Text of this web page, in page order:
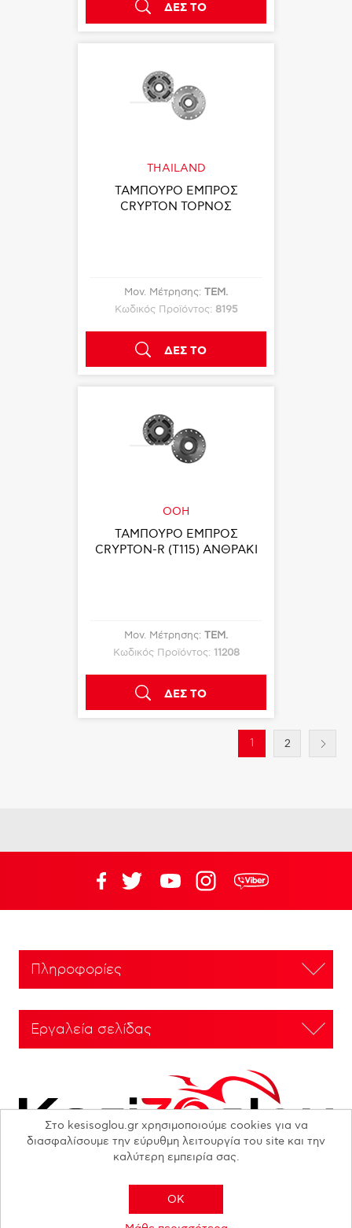
ΔΕΣ ΤΟ
THAILAND
ΤΑΜΠΟΥΡΟ ΕΜΠΡΟΣ
CRYPTON ΤΟΡΝΟΣ
Μον. Μέτρησης: ΤΕΜ.
Κωδικός Προϊόντος: 8195
ΔΕΣ ΤΟ
OOH
ΤΑΜΠΟΥΡΟ ΕΜΠΡΟΣ
CRYPTON-R (T115) ΑΝΘΡΑΚΙ
Μον. Μέτρησης: ΤΕΜ.
Κωδικός Προϊόντος: 11208
ΔΕΣ ΤΟ
1 2
Πληροφορίες
Εργαλεία σελίδας
Στο kesisoglou.gr χρησιμοποιούμε cookies για να
διασφαλίσουμε την εύρυθμη λειτουργία του site και την
καλύτερη εμπειρία σας.
OK